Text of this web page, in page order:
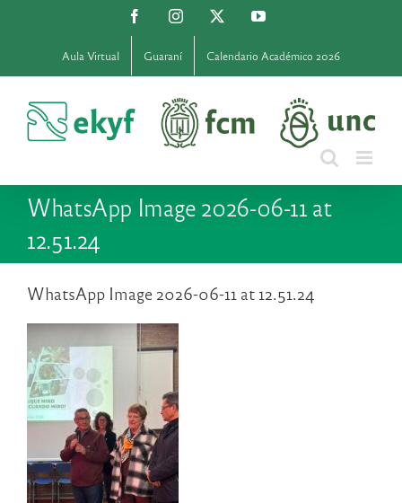
FacebookInstagram YouTube
Aula Virtual Guaraní Calendario Académico 2026
WhatsApp Image 2026-06-11 at
12.51.24
WhatsApp Image 2026-06-11 at 12.51.24